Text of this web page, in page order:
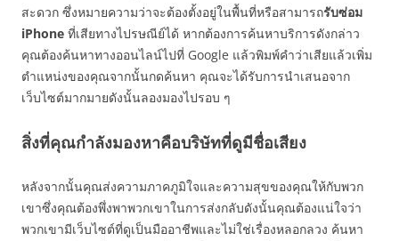
สะดวก ซึ่งหมายความว่าจะต้องตั้งอยู่ในพื้นที่หรือสามารถรับซ่อม
iPhone ที่เสียทางไปรษณีย์ได้ หากต้องการค้นหาบริการดังกล่าว
คุณต้องค้นหาทางออนไลน์ไปที่ Google แล้วพิมพ์คำว่าเสียแล้วเพิ่ม
ตำแหน่งของคุณจากนั้นกดค้นหา คุณจะได้รับการนำเสนอจาก
เว็บไซต์มากมายดังนั้นลองมองไปรอบ ๆ
สิ่งที่คุณกำลังมองหาคือบริษัทที่ดูมีชื่อเสียง
หลังจากนั้นคุณส่งความภาคภูมิใจและความสุขของคุณให้กับพวก
เขาซึ่งคุณต้องพึ่งพาพวกเขาในการส่งกลับดังนั้นคุณต้องแน่ใจว่า
พวกเขามีเว็บไซต์ที่ดูเป็นมืออาชีพและไม่ใช่เรื่องหลอกลวง ค้นหา